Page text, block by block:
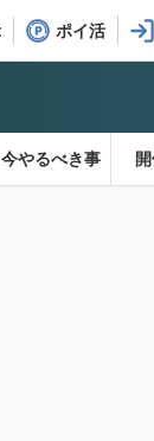
ポイ活
今やるべき事